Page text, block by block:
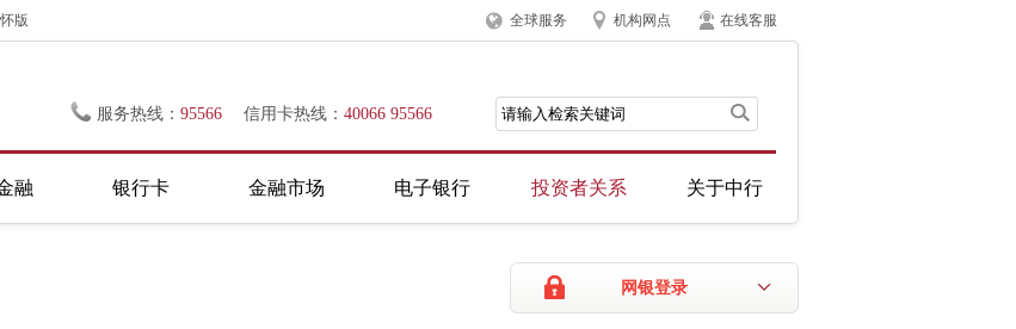
版 全球服务 机构网点 在线客服
服务热线： 95566 信用卡热线： 40066 95566
融 银行卡 金融市场 电子银行 投资者关系 关于中行
网银登录